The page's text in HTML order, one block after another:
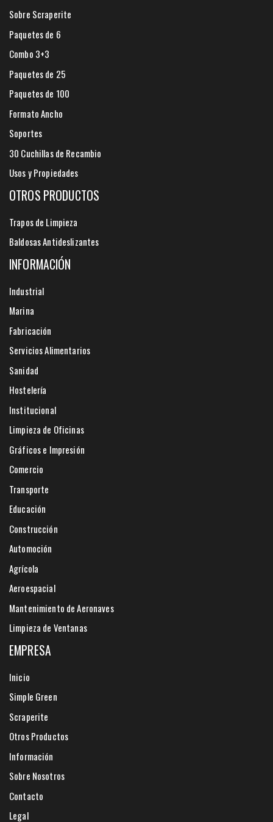
Sobre Scraperite
Paquetes de 6
Combo 3+3
Paquetes de 25
Paquetes de 100
Formato Ancho
Soportes
30 Cuchillas de Recambio
Usos y Propiedades
OTROS PRODUCTOS
Trapos de Limpieza
Baldosas Antideslizantes
INFORMACIÓN
Industrial
Marina
Fabricación
Servicios Alimentarios
Sanidad
Hostelería
Institucional
Limpieza de Oficinas
Gráficos e Impresión
Comercio
Transporte
Educación
Construcción
Automoción
Agrícola
Aeroespacial
Mantenimiento de Aeronaves
Limpieza de Ventanas
EMPRESA
Inicio
Simple Green
Scraperite
Otros Productos
Información
Sobre Nosotros
Contacto
Legal